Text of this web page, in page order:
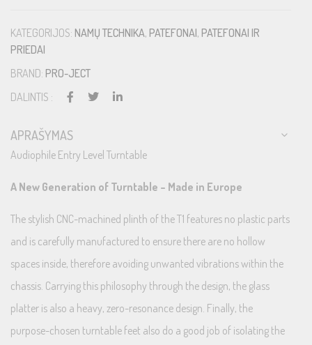
KATEGORIJOS: NAMŲ TECHNIKA, PATEFONAI, PATEFONAI IR
PRIEDAI
BRAND: PRO-JECT
DALINTIS :
APRAŠYMAS
Audiophile Entry Level Turntable
A New Generation of Turntable – Made in Europe
The stylish CNC-machined plinth of the T1 features no plastic parts
and is carefully manufactured to ensure there are no hollow
spaces inside, therefore avoiding unwanted vibrations within the
chassis. Carrying this philosophy through the design, the glass
platter is also a heavy, zero-resonance design. Finally, the
purpose-chosen turntable feet also do a good job of isolating the